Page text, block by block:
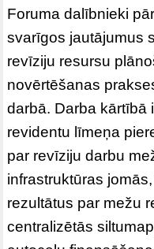
Foruma dalībnieki
svarīgos jautājumus
revīziju resursu
novērtēšanas
darbā. Darba kārtībā
revidentu līmeņa
par revīziju darbu
infrastruktūras
rezultātus par mežu
centralizētās